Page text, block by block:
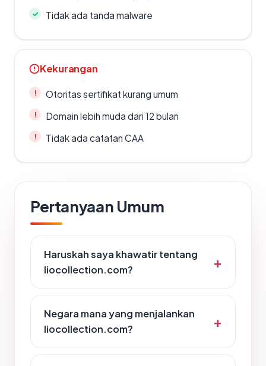
Tidak ada tanda malware
Kekurangan
Otoritas sertifikat kurang umum
Domain lebih muda dari 12 bulan
Tidak ada catatan CAA
Pertanyaan Umum
Haruskah saya khawatir tentang
liocollection.com?
Negara mana yang menjalankan
liocollection.com?